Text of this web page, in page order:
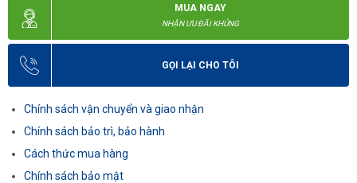
MUA NGAY
NHẬN ƯU ĐÃI KHỦNG
GỌI LẠI CHO TÔI
Chính sách vận chuyển và giao nhận
Chính sách bảo trì, bảo hành
Cách thức mua hàng
Chính sách bảo mật